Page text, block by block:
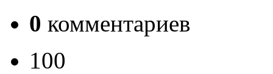
0 комментариев
100